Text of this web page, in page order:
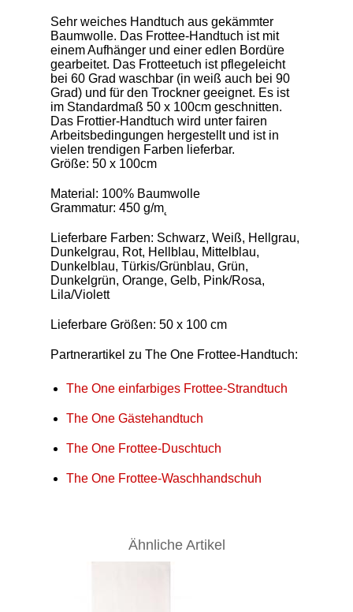
Sehr weiches Handtuch aus gekämmter
Baumwolle. Das Frottee-Handtuch ist mit
einem Aufhänger und einer edlen Bordüre
gearbeitet. Das Frotteetuch ist pflegeleicht
bei 60 Grad waschbar (in weiß auch bei 90
Grad) und für den Trockner geeignet. Es ist
im Standardmaß 50 x 100cm geschnitten.
Das Frottier-Handtuch wird unter fairen
Arbeitsbedingungen hergestellt und ist in
vielen trendigen Farben lieferbar.
Größe: 50 x 100cm
Material: 100% Baumwolle
Grammatur: 450 g/m˛
Lieferbare Farben: Schwarz, Weiß, Hellgrau,
Dunkelgrau, Rot, Hellblau, Mittelblau,
Dunkelblau, Türkis/Grünblau, Grün,
Dunkelgrün, Orange, Gelb, Pink/Rosa,
Lila/Violett
Lieferbare Größen: 50 x 100 cm
Partnerartikel zu The One Frottee-Handtuch:
The One einfarbiges Frottee-Strandtuch
The One Gästehandtuch
The One Frottee-Duschtuch
The One Frottee-Waschhandschuh
Ähnliche Artikel